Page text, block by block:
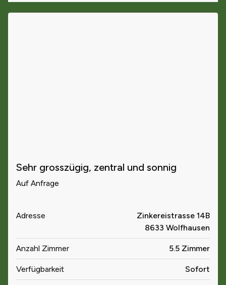
Sehr grosszügig, zentral und sonnig
Auf Anfrage
Adresse
Zinkereistrasse 14B
8633 Wolfhausen
Anzahl Zimmer 5.5 Zimmer
Verfügbarkeit Sofort